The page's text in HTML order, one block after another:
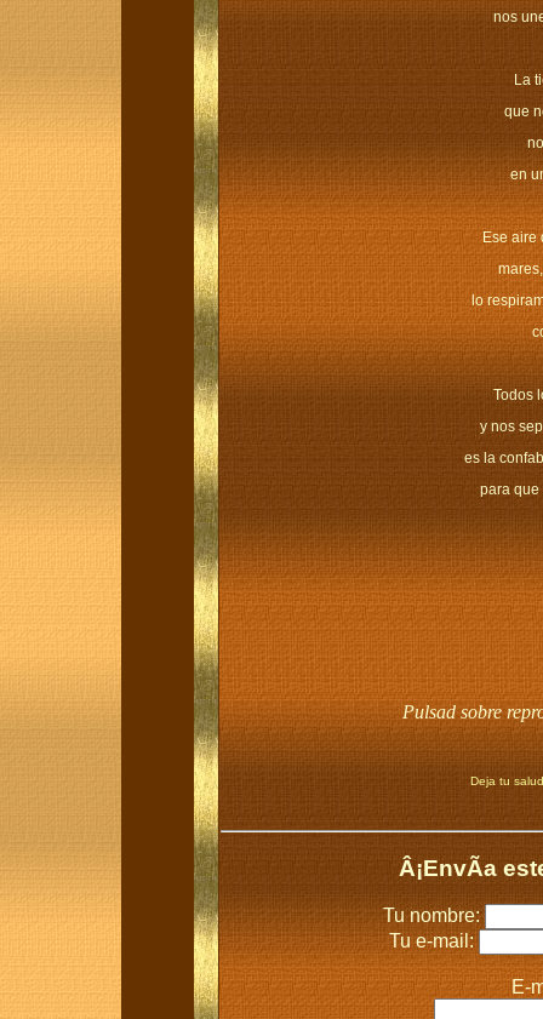
nos
La
que
en
Ese aire
lo
Todos
y nos
es la
para que
Pulsad sobre
Deja tu
Â¡EnvÃ­a
Tu nombre:
Tu e-mail:
E-